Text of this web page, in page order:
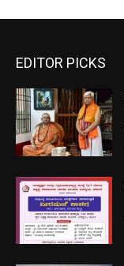
EDITOR PICKS